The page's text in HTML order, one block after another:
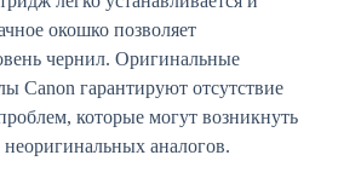
окошко позволяет
чернил. Оригинальные
Canon гарантируют отсутствие
которые могут возникнуть
аналогов.